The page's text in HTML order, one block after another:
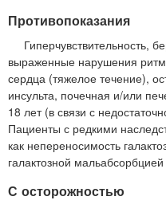
Противопоказания
Гиперчувствительность,
выраженные нарушения
сердца (тяжелое течение),
инсульта, почечная и/или
18 лет (в связи с
Пациенты с редкими
как непереносимость
галактозной
С осторожностью